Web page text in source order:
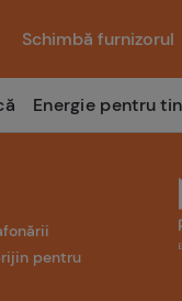
Schimbă furnizorul
Energie pentru
pentru